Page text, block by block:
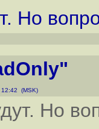
Но
(MSK)
Но